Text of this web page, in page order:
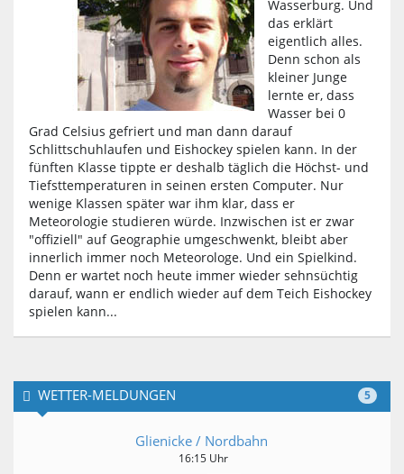
Wasserburg. Und
das erklärt
eigentlich alles.
Denn schon als
kleiner Junge
lernte er, dass
Wasser bei 0
Grad Celsius gefriert und man dann darauf
Schlittschuhlaufen und Eishockey spielen kann. In der
fünften Klasse tippte er deshalb täglich die Höchst- und
Tiefsttemperaturen in seinen ersten Computer. Nur
wenige Klassen später war ihm klar, dass er
Meteorologie studieren würde. Inzwischen ist er zwar
"offiziell" auf Geographie umgeschwenkt, bleibt aber
innerlich immer noch Meteorologe. Und ein Spielkind.
Denn er wartet noch heute immer wieder sehnsüchtig
darauf, wann er endlich wieder auf dem Teich Eishockey
spielen kann...
5
WETTER-MELDUNGEN
Glienicke / Nordbahn
16:15 Uhr